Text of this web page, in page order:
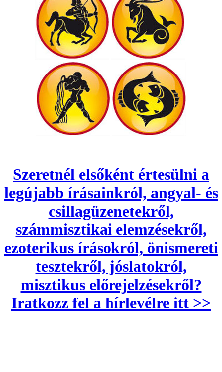
Szeretnél elsőként értesülni a
legújabb írásainkról, angyal- és
csillagüzenetekről,
számmisztikai elemzésekről,
ezoterikus írásokról, önismereti
tesztekről, jóslatokról,
misztikus előrejelzésekről?
Iratkozz fel a hírlevélre itt >>